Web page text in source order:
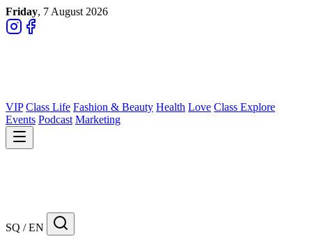
Friday, 7 August 2026
VIP Class Life Fashion & Beauty Health Love Class Explore
Events Podcast Marketing
SQ / EN